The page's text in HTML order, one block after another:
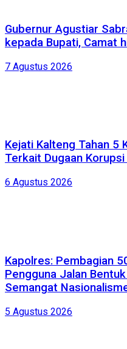
Gubernur Agustiar
kepada Bupati, Camat
7 Agustus 2026
Kejati Kalteng Tahan 5
Terkait Dugaan
6 Agustus 2026
Kapolres: Pembagian
Pengguna Jalan
Semangat
5 Agustus 2026